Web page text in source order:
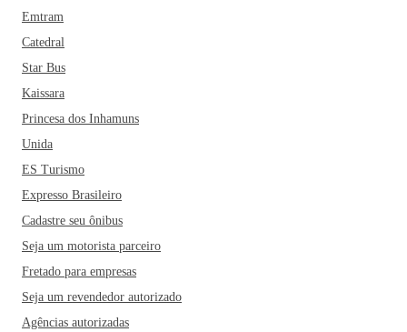
Emtram
Catedral
Star Bus
Kaissara
Princesa dos Inhamuns
Unida
ES Turismo
Expresso Brasileiro
Cadastre seu ônibus
Seja um motorista parceiro
Fretado para empresas
Seja um revendedor autorizado
Agências autorizadas